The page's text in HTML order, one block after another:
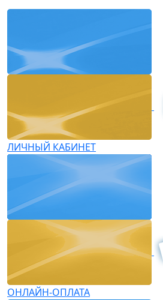
ЛИЧНЫЙ КАБИНЕТ
ОНЛАЙН-ОПЛАТА